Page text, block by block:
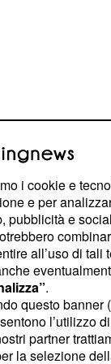
del limite
è data forma e
di finanziamenti
di
e resa
che gliaiuti de
legittimità da
massimo
dei tre anni.
i cookie e
e per
pubblicità e
all’uso di
.
questo banner
l’utilizzo
partner
la selezione